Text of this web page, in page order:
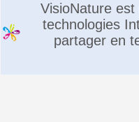
VisioNature
technologies
partager en